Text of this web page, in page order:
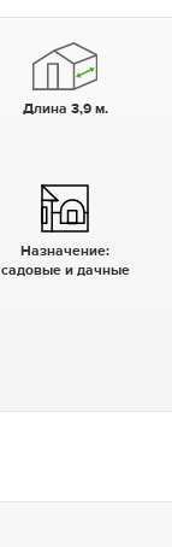
Длина 3,9 м.
Назначение:
садовые и дачные